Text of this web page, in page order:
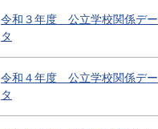
令和３年度 公立学校関係デー
タ
令和４年度 公立学校関係デー
タ